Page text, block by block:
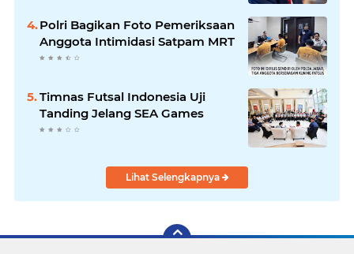
Polri Bagikan Foto Pemeriksaan
Anggota Intimidasi Satpam MRT
Timnas Futsal Indonesia Uji
Tanding Jelang SEA Games
Lihat Selengkapnya